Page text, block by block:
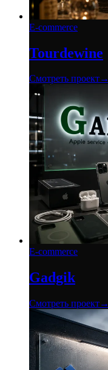
E-commerce
Tourdewine
Смотреть проект→
E-commerce
Gadgik
Смотреть проект→